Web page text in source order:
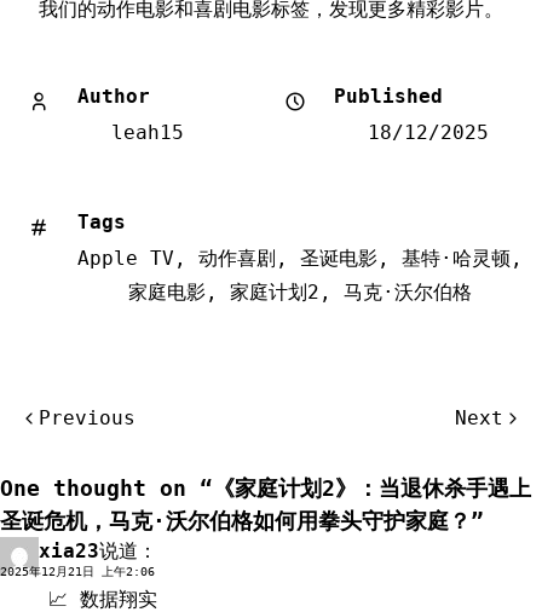
我们的动作电影和喜剧电影标签，发现更多精彩影片。
Author
leah15
Published
18/12/2025
Tags
Apple TV , 动作喜剧 , 圣诞电影 , 基特·哈灵顿 ,
家庭电影 , 家庭计划2 , 马克·沃尔伯格
航
Previous Next
One thought on “ 《家庭计划2》：当退休杀手遇上
圣诞危机，马克·沃尔伯格如何用拳头守护家庭？ ”
xia23说道：
2025年12月21日 上午2:06
📈 数据翔实